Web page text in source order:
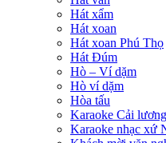
Hát xẩm
Hát xoan
Hát xoan Phú Thọ
Hát Đúm
Hò – Ví dặm
Hò ví dặm
Hòa tấu
Karaoke Cải lương
Karaoke nhạc xứ